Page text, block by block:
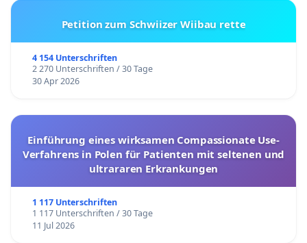
Petition zum Schwiizer Wiibau rette
4 154 Unterschriften
2 270 Unterschriften / 30 Tage
30 Apr 2026
Einführung eines wirksamen Compassionate Use-
Verfahrens in Polen für Patienten mit seltenen und
ultrararen Erkrankungen
1 117 Unterschriften
1 117 Unterschriften / 30 Tage
11 Jul 2026